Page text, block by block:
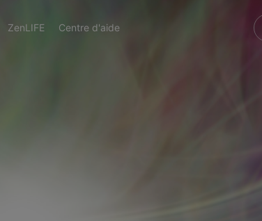
ZenLIFE Centre d'aide